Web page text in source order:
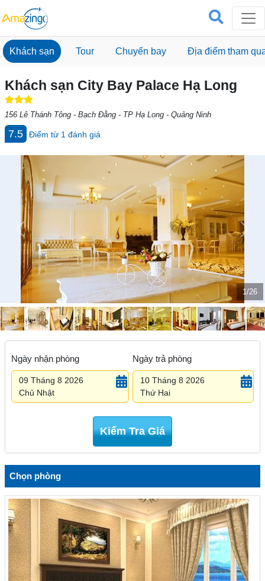
Khách sạn Tour Chuyến bay Địa điểm tham
Khách sạn City Bay Palace Hạ Long
156 Lê Thánh Tông - Bạch Đằng - TP Hạ Long - Quảng Ninh
7.5 Điểm từ 1 đánh giá
1/26
Previous Next
Ngày nhận phòng
09 Tháng 8 2026
Chủ Nhật
Ngày trả phòng
10 Tháng 8 2026
Thứ Hai
Kiểm Tra Giá
Chọn phòng